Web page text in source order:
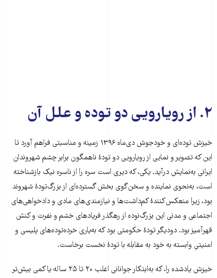
۲. از رویارویی دو توده و علل آن
خیزش توده‌ای و خودجوش دی‌ماه ۱۳۹۶ زمینه و مناسبتی فراهم آورد تا
این که تصویر و نمایی از رویارویی دو تودۀ ناهمگون برابر چشم شهروندان
ایرانی به‌نمایش درآید. یکی، که دیری است سره را از ناسره نیک بازشناخته
است، به‌نحوی نماینده و سخن‌گوی بخش گسترده‌ای از بزرگ‌تودۀ شهروند
بود، زیرا منعکس‌کنندۀ کم‌داشت‌ها و نیازمندی‌های مادی و دادخواهی‌های
اجتماعی و مدنی این بزرگ‌نوده از رهگذر فریادهای خشم و نفرت و کنش
قهرآمیز بود. دودیگر تودۀ حکومتی بود که به‌یاری خرده‌توده‌های پلیسی و
امنیتیِ وابسته به خود به مقابله با تودۀ نخست برخاست.
خیزش یادشده را، که به‌ابتکار جوانانی اغلب ۲۰ تا ۲۵ ساله یا کمی بیش‌تر